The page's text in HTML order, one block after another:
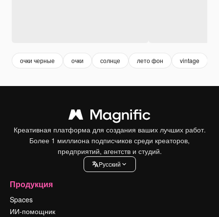
очки черные очки солнце лето фон vintage
Креативная платформа для создания ваших лучших работ.
Более 1 миллиона подписчиков среди креаторов,
предприятий, агентств и студий.
Pусский
Продукция
Spaces
ИИ-помощник